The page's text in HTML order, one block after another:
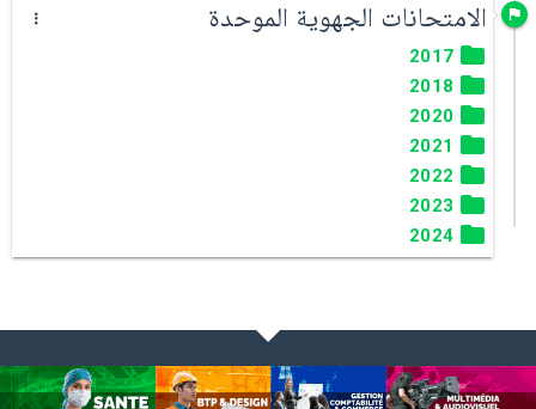
الامتحانات الجهوية الموحدة
2017
2018
2020
2021
2022
2023
2024